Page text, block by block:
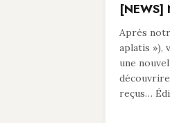
[NEWS]
Après
aplatis »),
une
reçus…